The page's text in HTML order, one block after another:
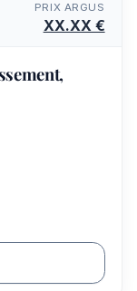
PRIX ARGUS
XX.XX €